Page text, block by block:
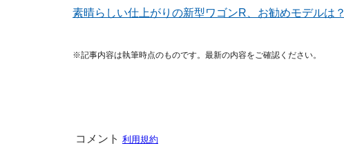
素晴らしい仕上がりの新型ワゴンR、お勧めモデルは？
※記事内容は執筆時点のものです。最新の内容をご確認ください。